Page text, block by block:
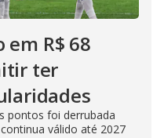
R$ 68
ter
pontos foi derrubada
válido até 2027